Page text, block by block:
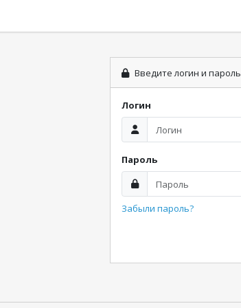
Введите логин и пароль
Логин
Пароль
Забыли пароль?